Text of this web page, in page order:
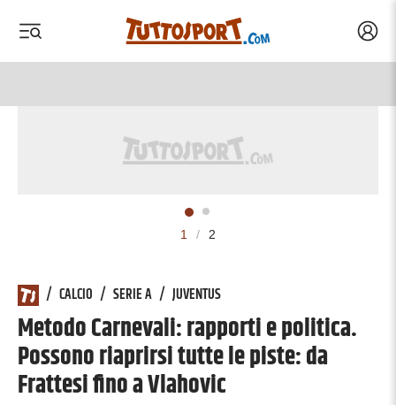
1 / 2
/ CALCIO / SERIE A / JUVENTUS
Metodo Carnevali: rapporti e politica.
Possono riaprirsi tutte le piste: da
Frattesi fino a Vlahovic